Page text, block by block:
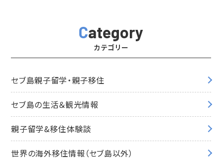
Category
カテゴリー
セブ島親子留学・親子移住
セブ島の生活＆観光情報
親子留学&移住体験談
世界の海外移住情報（セブ島以外）